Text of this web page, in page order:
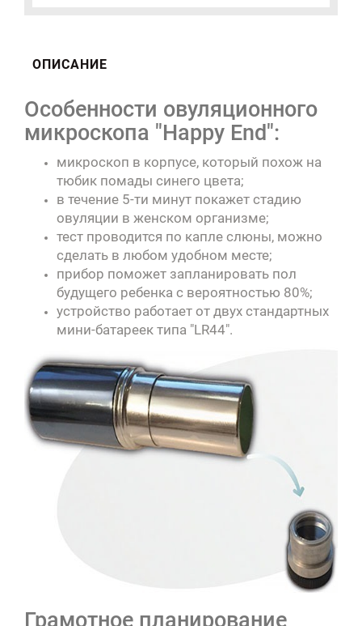
ОПИСАНИЕ
Особенности овуляционного
микроскопа "Happy End":
микроскоп в корпусе, который похож на
тюбик помады синего цвета;
в течение 5-ти минут покажет стадию
овуляции в женском организме;
тест проводится по капле слюны, можно
сделать в любом удобном месте;
прибор поможет запланировать пол
будущего ребенка с вероятностью 80%;
устройство работает от двух стандартных
мини-батареек типа "LR44".
Грамотное планирование